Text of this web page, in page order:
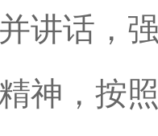
讲话，
神，按